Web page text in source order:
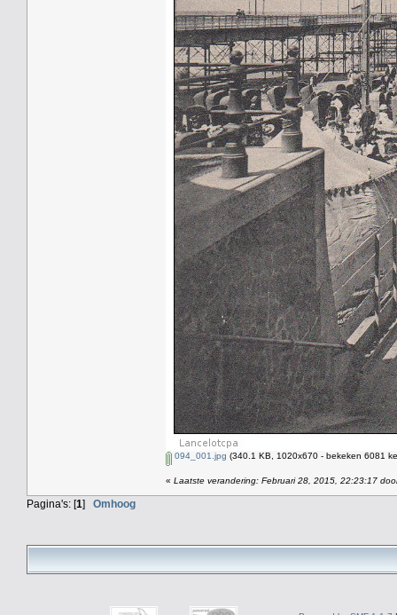
094_001.jpg (340.1 KB, 1020x670 - bekeken 6081
« Laatste verandering: Februari 28, 2015, 22:23:17
Pagina's: [1] Omhoog